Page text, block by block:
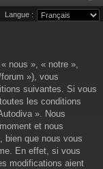
pti
Langue :
nous », « notre »,
»), vous
suivantes. Si vous
les conditions
». Nous
et nous
bien que nous vous
En effet, si vous
modifications aient